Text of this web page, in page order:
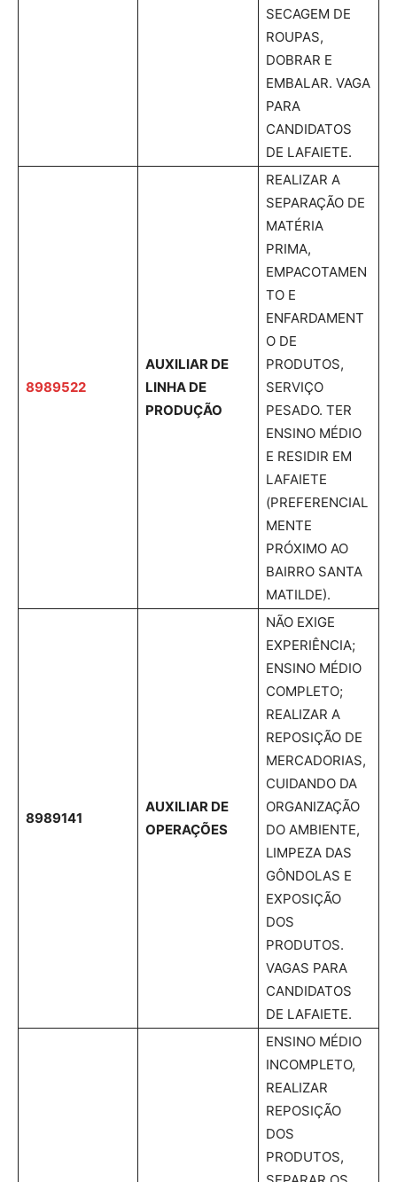
SECAGEM DE
ROUPAS,
DOBRAR E
EMBALAR. VAGA
PARA
CANDIDATOS
DE LAFAIETE.
8989522
AUXILIAR DE
LINHA DE
PRODUÇÃO
REALIZAR A
SEPARAÇÃO DE
MATÉRIA
PRIMA,
EMPACOTAMEN
TO E
ENFARDAMENT
O DE
PRODUTOS,
SERVIÇO
PESADO. TER
ENSINO MÉDIO
E RESIDIR EM
LAFAIETE
(PREFERENCIAL
MENTE
PRÓXIMO AO
BAIRRO SANTA
MATILDE).
8989141
AUXILIAR DE
OPERAÇÕES
NÃO EXIGE
EXPERIÊNCIA;
ENSINO MÉDIO
COMPLETO;
REALIZAR A
REPOSIÇÃO DE
MERCADORIAS,
CUIDANDO DA
ORGANIZAÇÃO
DO AMBIENTE,
LIMPEZA DAS
GÔNDOLAS E
EXPOSIÇÃO
DOS
PRODUTOS.
VAGAS PARA
CANDIDATOS
DE LAFAIETE.
ENSINO MÉDIO
INCOMPLETO,
REALIZAR
REPOSIÇÃO
DOS
PRODUTOS,